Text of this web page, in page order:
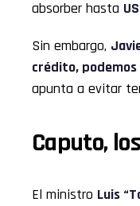
absorber hasta
Sin embargo,
crédito,
apunta a evitar
Caputo,
El ministro Luis